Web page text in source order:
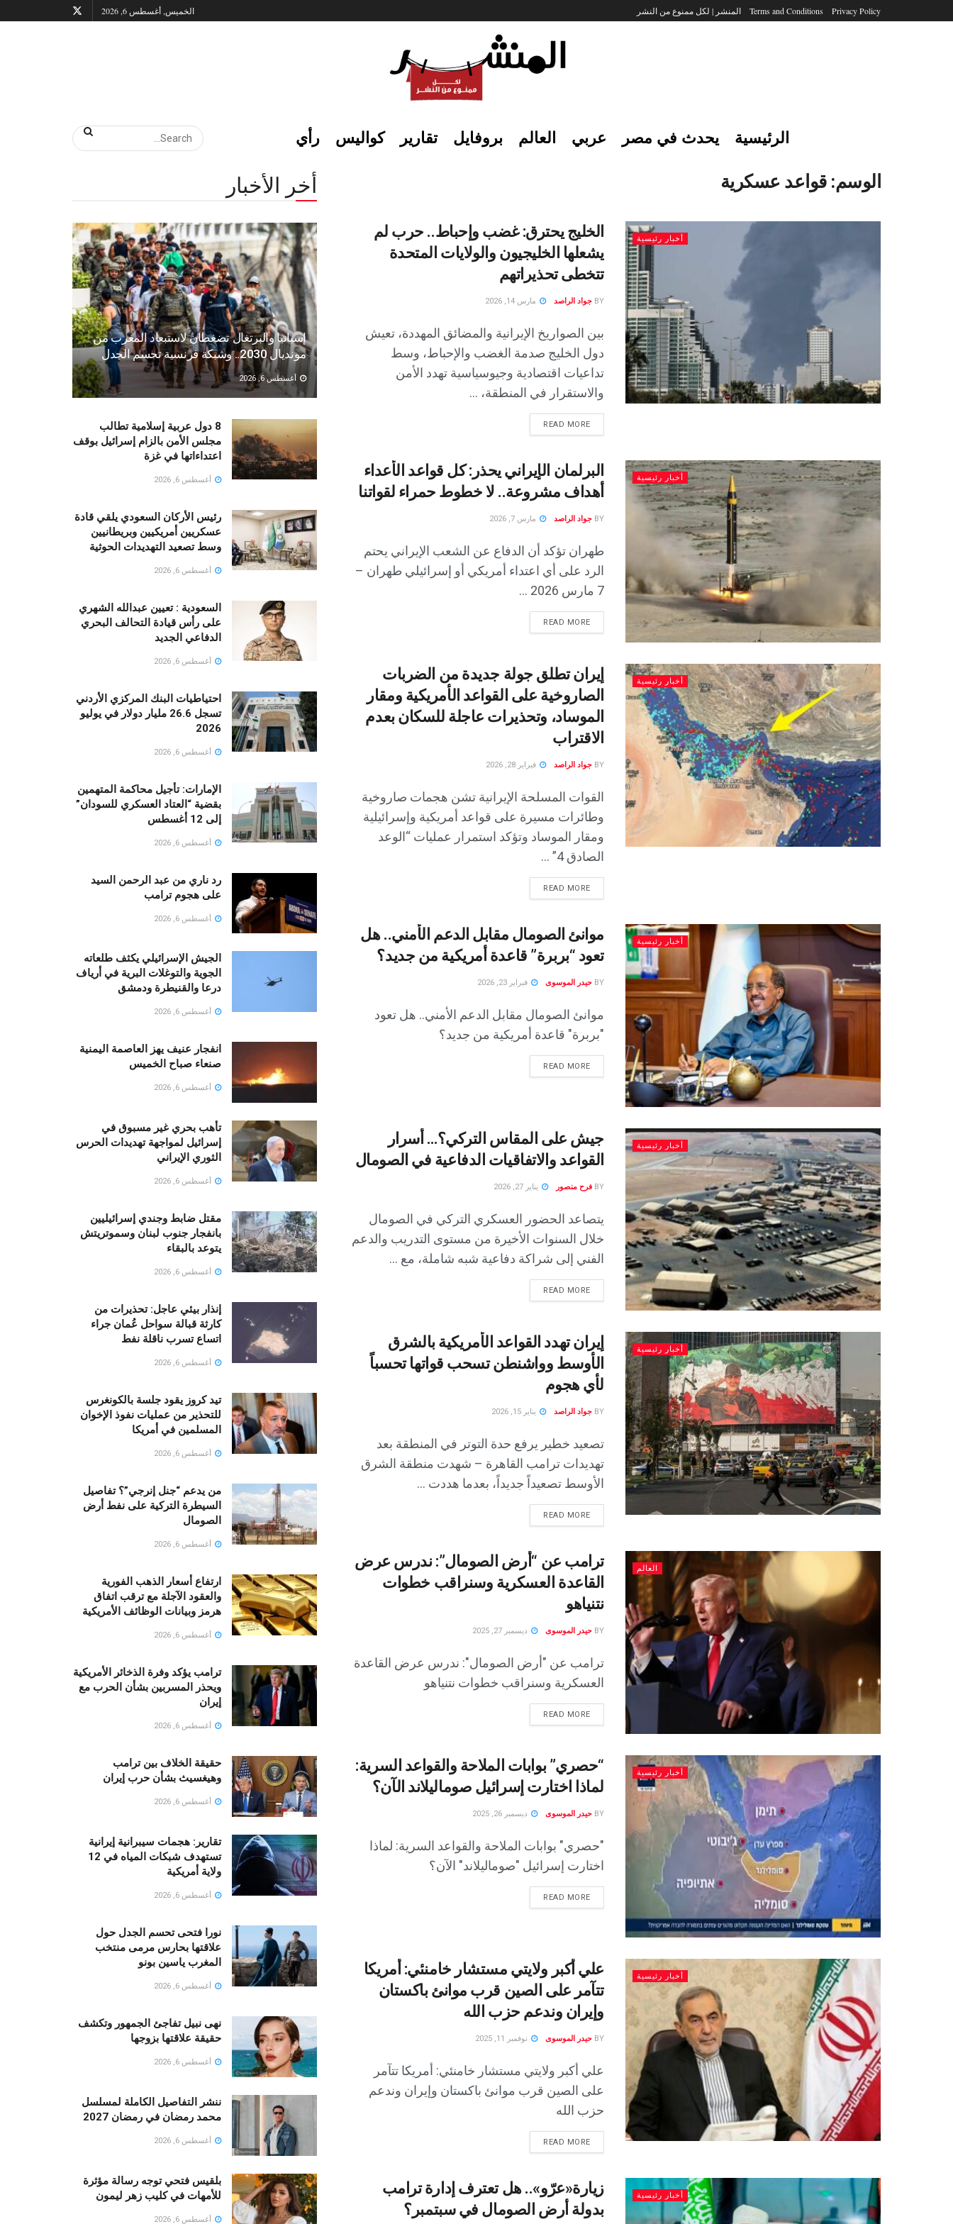
Privacy Policy
Terms and Conditions المنشر | لكل ممنوع من النشر الخميس, أغسطس 6, 2026
الرئيسية يحدث في مصر عربي العالم بروفايل تقارير كواليس رأي
الوسم:قواعد عسكرية
أخبار رئيسية
الخليج يحترق: غضب وإحباط.. حرب لم
يشعلها الخليجيون والولايات المتحدة
تتخطى تحذيراتهم
BY جواد الراصد مارس 14, 2026
بين الصواريخ الإيرانية والمضائق المهددة، تعيش
دول الخليج صدمة الغضب والإحباط، وسط
تداعيات اقتصادية وجيوسياسية تهدد الأمن
والاستقرار في المنطقة، ...
READ MORE
أخبار رئيسية
البرلمان الإيراني يحذر: كل قواعد الأعداء
أهداف مشروعة.. لا خطوط حمراء لقواتنا
BY جواد الراصد مارس 7, 2026
طهران تؤكد أن الدفاع عن الشعب الإيراني يحتم
الرد على أي اعتداء أمريكي أو إسرائيلي طهران –
7 مارس 2026 ...
READ MORE
أخبار رئيسية
إيران تطلق جولة جديدة من الضربات
الصاروخية على القواعد الأمريكية ومقار
الموساد، وتحذيرات عاجلة للسكان بعدم
الاقتراب
BY جواد الراصد فبراير 28, 2026
القوات المسلحة الإيرانية تشن هجمات صاروخية
وطائرات مسيرة على قواعد أمريكية وإسرائيلية
ومقار الموساد وتؤكد استمرار عمليات “الوعد
الصادق 4” ...
READ MORE
أخبار رئيسية
موانئ الصومال مقابل الدعم الأمني.. هل
تعود “بربرة” قاعدة أمريكية من جديد؟
BY حيدر الموسوى فبراير 23, 2026
موانئ الصومال مقابل الدعم الأمني.. هل تعود
"بربرة" قاعدة أمريكية من جديد؟
READ MORE
أخبار رئيسية
جيش على المقاس التركي؟… أسرار
القواعد والاتفاقيات الدفاعية في الصومال
BY فرح منصور يناير 27, 2026
يتصاعد الحضور العسكري التركي في الصومال
خلال السنوات الأخيرة من مستوى التدريب والدعم
الفني إلى شراكة دفاعية شبه شاملة، مع ...
READ MORE
أخبار رئيسية
إيران تهدد القواعد الأمريكية بالشرق
الأوسط وواشنطن تسحب قواتها تحسباً
لأي هجوم
BY جواد الراصد يناير 15, 2026
تصعيد خطير يرفع حدة التوتر في المنطقة بعد
تهديدات ترامب القاهرة – شهدت منطقة الشرق
الأوسط تصعيداً جديداً، بعدما هددت ...
READ MORE
العالم
ترامب عن “أرض الصومال”: ندرس عرض
القاعدة العسكرية وسنراقب خطوات
نتنياهو
BY حيدر الموسوى ديسمبر 27, 2025
ترامب عن "أرض الصومال": ندرس عرض القاعدة
العسكرية وسنراقب خطوات نتنياهو
READ MORE
أخبار رئيسية
“حصري” بوابات الملاحة والقواعد السرية:
لماذا اختارت إسرائيل صوماليلاند الآن؟
BY حيدر الموسوى ديسمبر 26, 2025
"حصري" بوابات الملاحة والقواعد السرية: لماذا
اختارت إسرائيل "صوماليلاند" الآن؟
READ MORE
أخبار رئيسية
علي أكبر ولايتي مستشار خامنئي: أمريكا
تتآمر على الصين قرب موانئ باكستان
وإيران وندعم حزب الله
BY حيدر الموسوى نوفمبر 11, 2025
علي أكبر ولايتي مستشار خامنئي: أمريكا تتآمر
على الصين قرب موانئ باكستان وإيران وندعم
حزب الله
READ MORE
أخبار رئيسية
زيارة«عرّو».. هل تعترف إدارة ترامب
بدولة أرض الصومال في سبتمبر؟
أخر الأخبار
إسبانيا والبرتغال تضغطان لاستبعاد المغرب من
مونديال 2030.. وشبكة فرنسية تحسم الجدل
أغسطس 6, 2026
8 دول عربية إسلامية تطالب
مجلس الأمن بالزام إسرائيل بوقف
اعتداءاتها في غزة
أغسطس 6, 2026
رئيس الأركان السعودي يلقي قادة
عسكريين أمريكيين وبريطانيين
وسط تصعيد التهديدات الحوثية
أغسطس 6, 2026
السعودية : تعيين عبدالله الشهري
على رأس قيادة التحالف البحري
الدفاعي الجديد
أغسطس 6, 2026
احتياطيات البنك المركزي الأردني
تسجل 26.6 مليار دولار في يوليو
2026
أغسطس 6, 2026
الإمارات: تأجيل محاكمة المتهمين
بقضية “العتاد العسكري للسودان”
إلى 12 أغسطس
أغسطس 6, 2026
رد ناري من عبد الرحمن السيد
على هجوم ترامب
أغسطس 6, 2026
الجيش الإسرائيلي يكثف طلعاته
الجوية والتوغلات البرية في أرياف
درعا والقنيطرة ودمشق
أغسطس 6, 2026
انفجار عنيف يهز العاصمة اليمنية
صنعاء صباح الخميس
أغسطس 6, 2026
تأهب بحري غير مسبوق في
إسرائيل لمواجهة تهديدات الحرس
الثوري الإيراني
أغسطس 6, 2026
مقتل ضابط وجندي إسرائيليين
بانفجار جنوب لبنان وسموتريتش
يتوعد بالبقاء
أغسطس 6, 2026
إنذار بيئي عاجل: تحذيرات من
كارثة قبالة سواحل عُمان جراء
اتساع تسرب ناقلة نفط
أغسطس 6, 2026
تيد كروز يقود جلسة بالكونغرس
للتحذير من عمليات نفوذ الإخوان
المسلمين في أمريكا
أغسطس 6, 2026
من يدعم “جنل إنرجي”؟ تفاصيل
السيطرة التركية على نفط أرض
الصومال
أغسطس 6, 2026
ارتفاع أسعار الذهب الفورية
والعقود الآجلة مع ترقب اتفاق
هرمز وبيانات الوظائف الأمريكية
أغسطس 6, 2026
ترامب يؤكد وفرة الذخائر الأمريكية
ويحذر المسربين بشأن الحرب مع
إيران
أغسطس 6, 2026
حقيقة الخلاف بين ترامب
وهيغسيث بشأن حرب إيران
أغسطس 6, 2026
تقارير: هجمات سيبرانية إيرانية
تستهدف شبكات المياه في 12
ولاية أمريكية
أغسطس 6, 2026
نورا فتحى تحسم الجدل حول
علاقتها بحارس مرمى منتخب
المغرب ياسين بونو ‏
أغسطس 6, 2026
نهى نبيل تفاجئ الجمهور وتكشف
حقيقة علاقتها بزوجها
أغسطس 6, 2026
ننشر التفاصيل الكاملة لمسلسل
محمد رمضان في رمضان 2027
أغسطس 6, 2026
بلقيس فتحي توجه رسالة مؤثرة
للأمهات في كليب زهر ليمون ‏
أغسطس 6, 2026